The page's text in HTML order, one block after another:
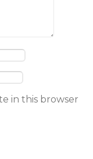
in this browser